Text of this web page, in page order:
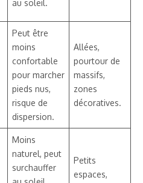
au soleil.
Peut être
moins
confortable
pour marcher
pieds nus,
risque de
dispersion.
Allées,
pourtour de
massifs,
zones
décoratives.
Moins
naturel, peut
surchauffer
Petits
espaces,